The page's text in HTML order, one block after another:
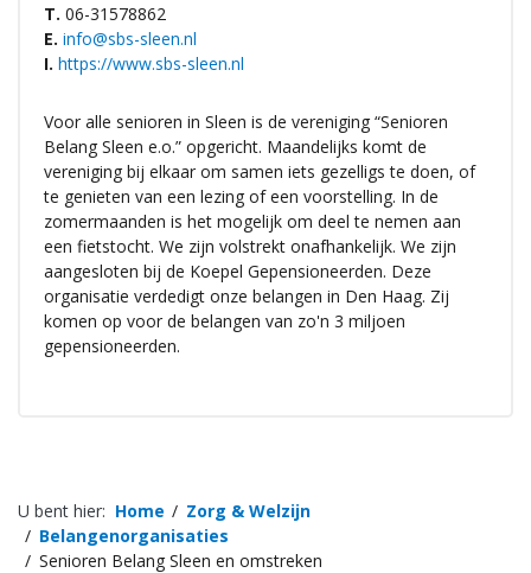
T. 06-31578862
E. info@sbs-sleen.nl
I. https://www.sbs-sleen.nl
Voor alle senioren in Sleen is de vereniging “Senioren
Belang Sleen e.o.” opgericht. Maandelijks komt de
vereniging bij elkaar om samen iets gezelligs te doen, of
te genieten van een lezing of een voorstelling. In de
zomermaanden is het mogelijk om deel te nemen aan
een fietstocht. We zijn volstrekt onafhankelijk. We zijn
aangesloten bij de Koepel Gepensioneerden. Deze
organisatie verdedigt onze belangen in Den Haag. Zij
komen op voor de belangen van zo'n 3 miljoen
gepensioneerden.
U bent hier: Home
Zorg & Welzijn
Belangenorganisaties
Senioren Belang Sleen en omstreken